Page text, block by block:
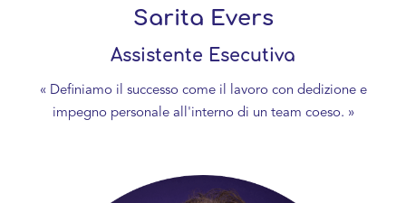
Sarita Evers
Assistente Esecutiva
« Definiamo il successo come il lavoro con dedizione e
impegno personale all'interno di un team coeso. »